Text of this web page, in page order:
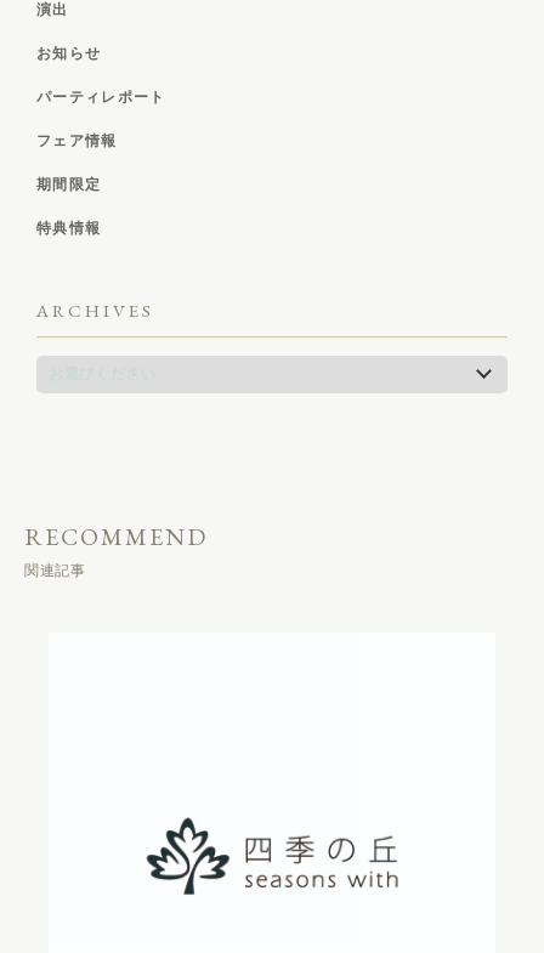
演出
お知らせ
パーティレポート
フェア情報
期間限定
特典情報
ARCHIVES
RECOMMEND
関連記事